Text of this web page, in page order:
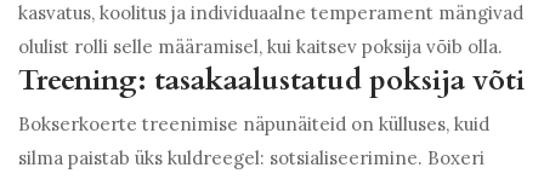
kasvatus, koolitus ja individuaalne temperament mängivad
olulist rolli selle määramisel, kui kaitsev poksija võib olla.
Treening: tasakaalustatud poksija võti
Bokserkoerte treenimise näpunäiteid on külluses, kuid
silma paistab üks kuldreegel: sotsialiseerimine. Boxeri